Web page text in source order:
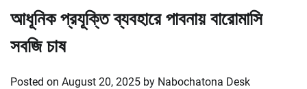
আধূনিক প্রযূক্তি ব্যবহারে পাবনায় বারোমাসি
সবজি চাষ
Posted on August 20, 2025 by Nabochatona Desk